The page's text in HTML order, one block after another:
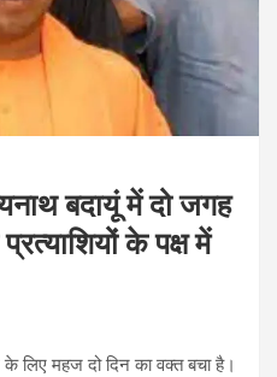
बदायूं में दो जगह
के पक्ष में
लिए महज दो दिन का वक्त बचा है।